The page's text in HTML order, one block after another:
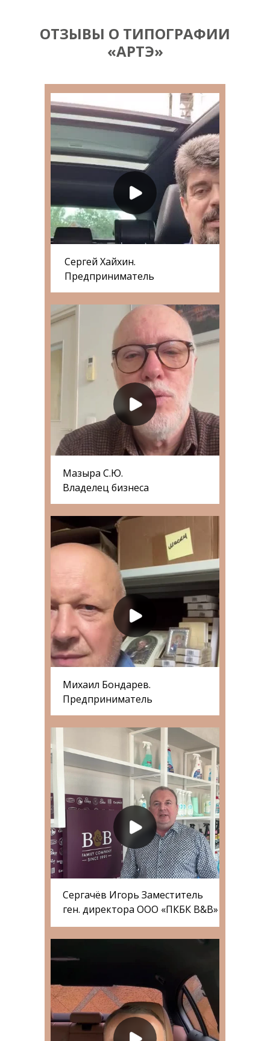
ОТЗЫВЫ О ТИПОГРАФИИ
«АРТЭ»
Сергей Хайхин.
Предприниматель
Мазыра С.Ю.
Владелец бизнеса
Михаил Бондарев.
Предприниматель
Сергачёв Игорь Заместитель
ген. директора ООО «ПКБК B&B»